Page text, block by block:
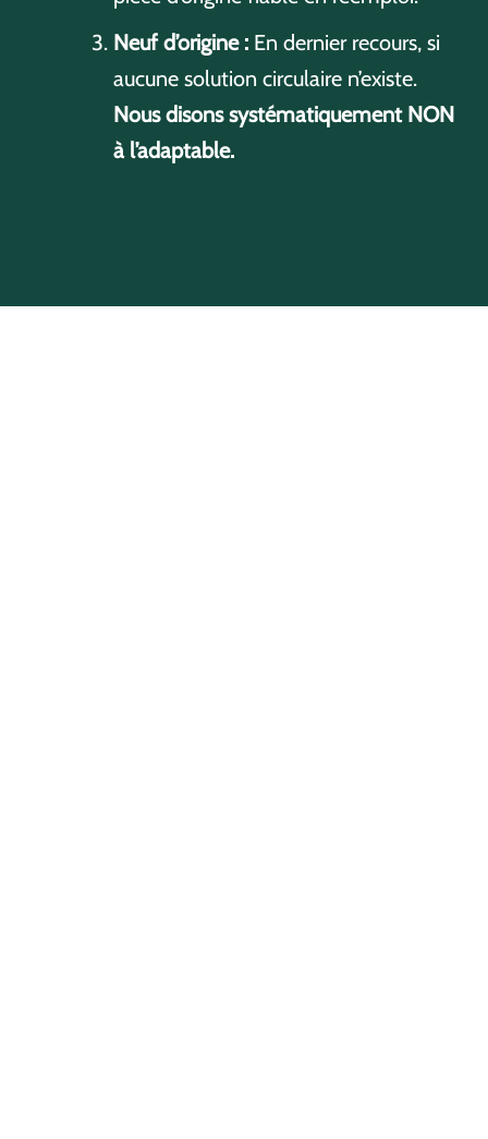
Neuf d’origine : En dernier recours, si
aucune solution circulaire n’existe.
Nous disons systématiquement NON
à l’adaptable.